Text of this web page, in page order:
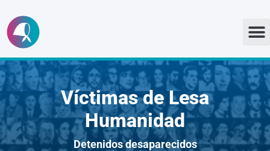
Ir
al
contenido
Víctimas de Lesa
Humanidad
Detenidos desaparecidos